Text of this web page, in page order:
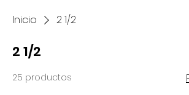
Inicio 2 1/2
2 1/2
25 productos